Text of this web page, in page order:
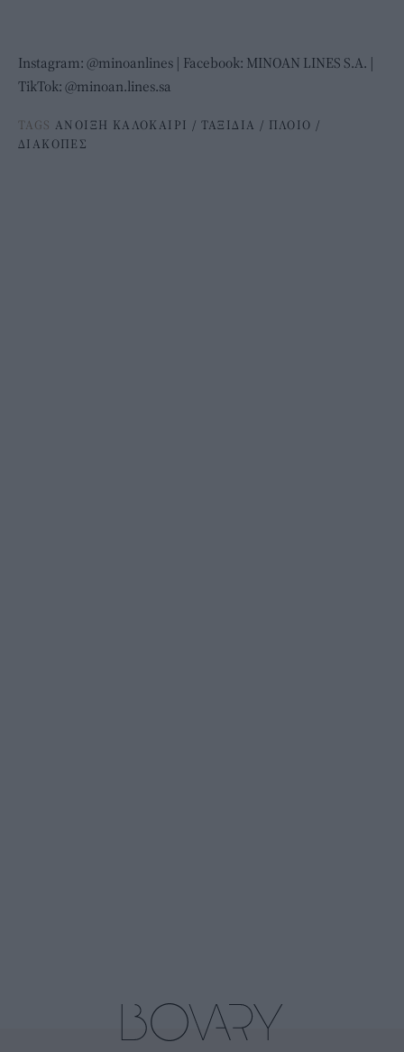
Instagram: @minoanlines | Facebook: ΜΙΝΟΑΝ LINES S.A. |
TikTok: @minoan.lines.sa
TAGS ΑΝΟΙΞΗ ΚΑΛΟΚΑΙΡΙ / ΤΑΞΙΔΙΑ / ΠΛΟΙΟ /
ΔΙΑΚΟΠΕΣ